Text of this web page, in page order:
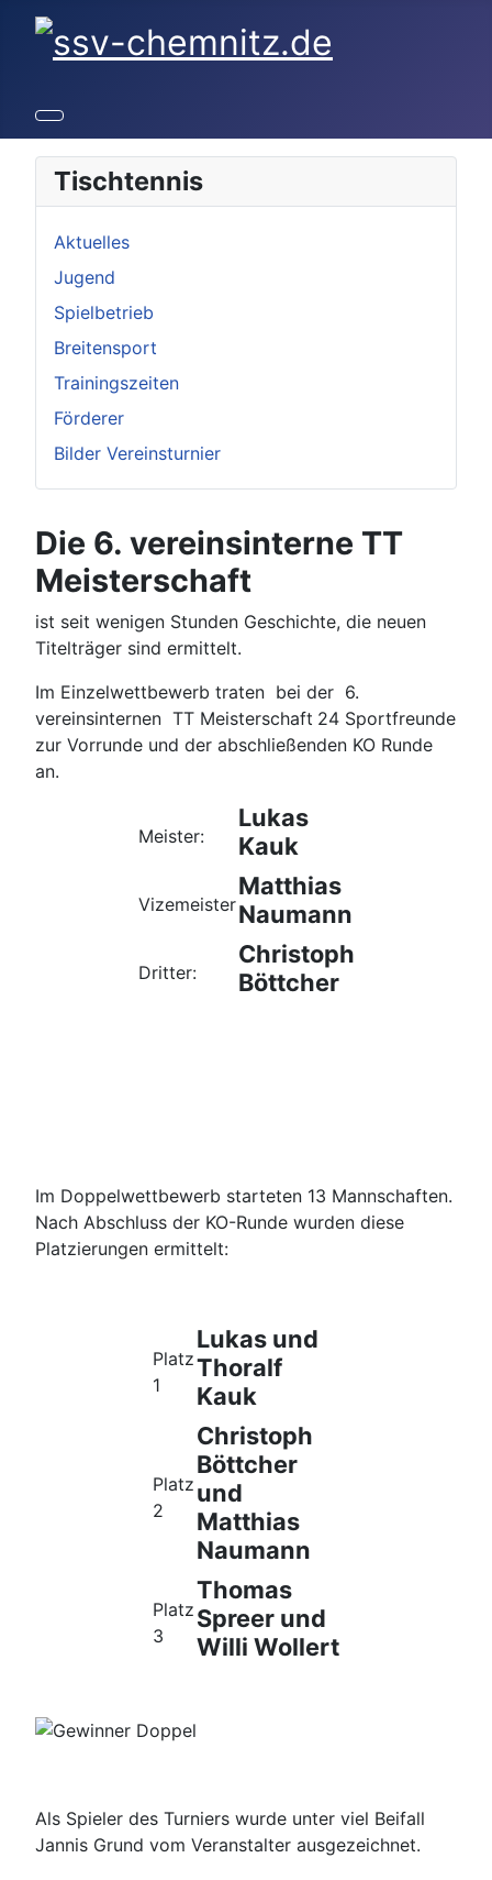
Tischtennis
Aktuelles
Jugend
Spielbetrieb
Breitensport
Trainingszeiten
Förderer
Bilder Vereinsturnier
Die 6. vereinsinterne TT
Meisterschaft
ist seit wenigen Stunden Geschichte, die neuen
Titelträger sind ermittelt.
Im Einzelwettbewerb traten bei der 6.
vereinsinternen TT Meisterschaft 24 Sportfreunde
zur Vorrunde und der abschließenden KO Runde
an.
Meister:
Lukas
Kauk
Vizemeister
Matthias
Naumann
Dritter:
Christoph
Böttcher
Im Doppelwettbewerb starteten 13 Mannschaften.
Nach Abschluss der KO-Runde wurden diese
Platzierungen ermittelt:
Platz
1
Lukas und
Thoralf
Kauk
Platz
2
Christoph
Böttcher
und
Matthias
Naumann
Platz
3
Thomas
Spreer und
Willi Wollert
Als Spieler des Turniers wurde unter viel Beifall
Jannis Grund vom Veranstalter ausgezeichnet.